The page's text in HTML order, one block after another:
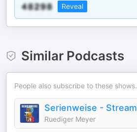
Reveal
Similar Podcasts
People also subscribe to these shows.
Ruediger Meyer